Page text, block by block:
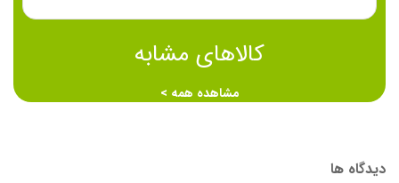
کالاهای مشابه
مشاهده همه >
دیدگاه ها